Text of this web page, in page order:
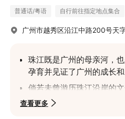
普通话/粤语 自行前往指定地点集合
广州市越秀区沿江中路200号天
珠江既是广州的母亲河，
孕育并见证了广州的成长
倘若未曾游历珠江沿岸的
没有真正见识过广州
查看更多